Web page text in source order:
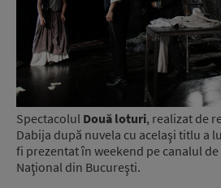
Spectacolul Două loturi, realizat de
Dabija după nuvela cu acelaşi titlu a
fi prezentat în weekend pe canalul
Naţional din Bucureşti.